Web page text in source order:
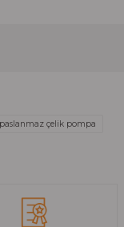
paslanmaz çelik pompa